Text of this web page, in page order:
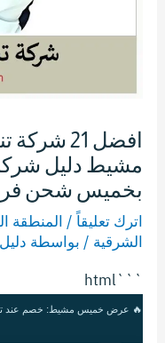
افضل 21
مشيط دليل
بخميس شحن
اترك تعليقاً/ المنطقة
الشرقية / بواسطة
```html